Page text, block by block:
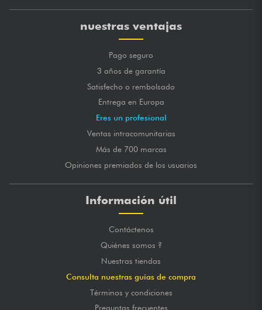
nuestras ventajas
Pago seguro
3 años de garantía
Satisfecho o rembolsado
Entrega en Europa
Eres un profesional
Ventas intracomunitarias
Más de 700 marcas
Opiniones premiados de los usuarios
Información útil
Contáctenos
Quiénes somos ?
Nuestras tiendas
Consulta nuestras guías de compra
Términos y condiciones
Preguntas frecuentes